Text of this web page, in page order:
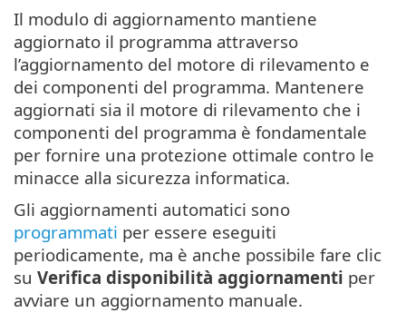
Il modulo di aggiornamento mantiene
aggiornato il programma attraverso
l’aggiornamento del motore di rilevamento e
dei componenti del programma. Mantenere
aggiornati sia il motore di rilevamento che i
componenti del programma è fondamentale
per fornire una protezione ottimale contro le
minacce alla sicurezza informatica.
Gli aggiornamenti automatici sono
programmati per essere eseguiti
periodicamente, ma è anche possibile fare clic
su Verifica disponibilità aggiornamenti per
avviare un aggiornamento manuale.